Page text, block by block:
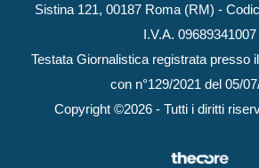
Sistina 121, 00187 Roma (RM) -
I.V.A. 09689341007
Testata Giornalistica registrata presso
con n°129/2021 del 05/
Copyright ©2026 - Tutti i diritti